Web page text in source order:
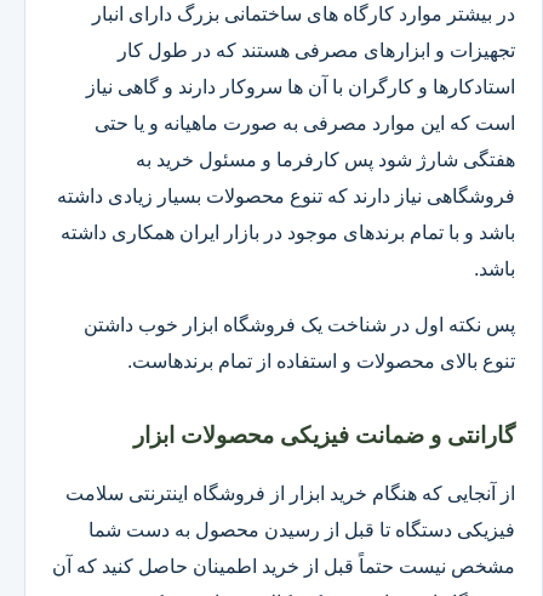
در بیشتر موارد کارگاه های ساختمانی بزرگ دارای انبار
تجهیزات و ابزارهای مصرفی هستند که در طول کار
استادکارها و کارگران با آن ها سروکار دارند و گاهی نیاز
است که این موارد مصرفی به صورت ماهیانه و یا حتی
هفتگی شارژ شود پس کارفرما و مسئول خرید به
فروشگاهی نیاز دارند که تنوع محصولات بسیار زیادی داشته
باشد و با تمام برندهای موجود در بازار ایران همکاری داشته
باشد.
پس نکته اول در شناخت یک فروشگاه ابزار خوب داشتن
تنوع بالای محصولات و استفاده از تمام برندهاست.
گارانتی و ضمانت فیزیکی محصولات ابزار
از آنجایی که هنگام خرید ابزار از فروشگاه اینترنتی سلامت
فیزیکی دستگاه تا قبل از رسیدن محصول به دست شما
مشخص نیست حتماً قبل از خرید اطمینان حاصل کنید که آن